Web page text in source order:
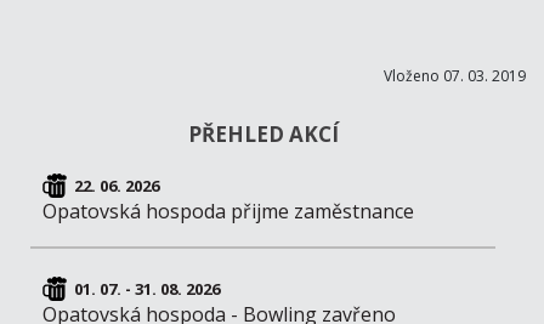
Vloženo 07. 03. 2019
PŘEHLED AKCÍ
22. 06. 2026
Opatovská hospoda přijme zaměstnance
01. 07. - 31. 08. 2026
Opatovská hospoda - Bowling zavřeno